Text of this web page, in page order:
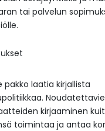
tai palvelun
pakko laatia kirjallista
kirjaaminen
toimintaa ja antaa